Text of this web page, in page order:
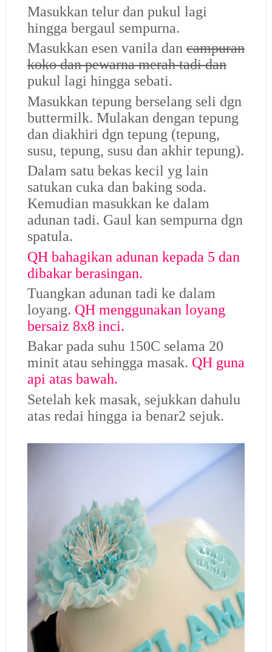
Masukkan telur dan pukul lagi
hingga bergaul sempurna.
Masukkan esen vanila dan campuran
koko dan pewarna merah tadi dan
pukul lagi hingga sebati.
Masukkan tepung berselang seli dgn
buttermilk. Mulakan dengan tepung
dan diakhiri dgn tepung (tepung,
susu, tepung, susu dan akhir tepung).
Dalam satu bekas kecil yg lain
satukan cuka dan baking soda.
Kemudian masukkan ke dalam
adunan tadi. Gaul kan sempurna dgn
spatula.
QH bahagikan adunan kepada 5 dan
dibakar berasingan.
Tuangkan adunan tadi ke dalam
loyang. QH menggunakan loyang
bersaiz 8x8 inci.
Bakar pada suhu 150C selama 20
minit atau sehingga masak. QH guna
api atas bawah.
Setelah kek masak, sejukkan dahulu
atas redai hingga ia benar2 sejuk.